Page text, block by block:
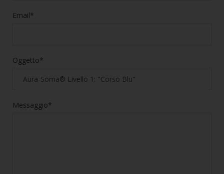
Email*
Oggetto*
Messaggio*